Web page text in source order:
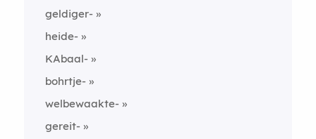
geldiger-
heide-
KAbaal-
bohrtje-
welbewaakte-
gereit-